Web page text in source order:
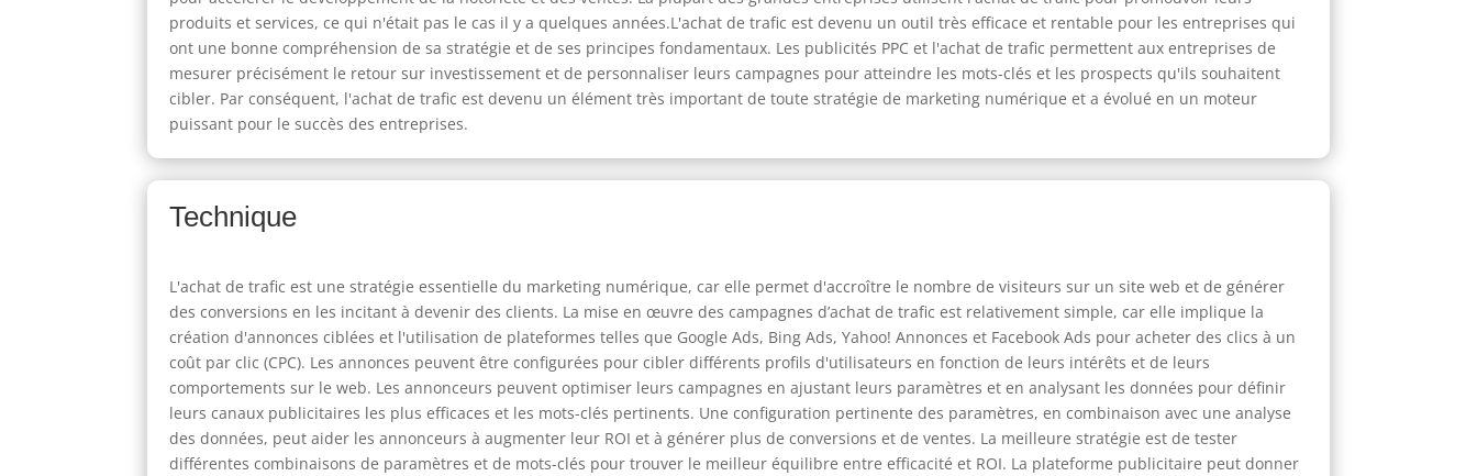
produits et services, ce qui n'était pas le cas il y a quelques années.L'achat de trafic est devenu un outil très efficace et rentable pour les entreprises qui
ont une bonne compréhension de sa stratégie et de ses principes fondamentaux. Les publicités PPC et l'achat de trafic permettent aux entreprises de
mesurer précisément le retour sur investissement et de personnaliser leurs campagnes pour atteindre les mots-clés et les prospects qu'ils souhaitent
cibler. Par conséquent, l'achat de trafic est devenu un élément très important de toute stratégie de marketing numérique et a évolué en un moteur
puissant pour le succès des entreprises.
Technique
L'achat de trafic est une stratégie essentielle du marketing numérique, car elle permet d'accroître le nombre de visiteurs sur un site web et de générer
des conversions en les incitant à devenir des clients. La mise en œuvre des campagnes d’achat de trafic est relativement simple, car elle implique la
création d'annonces ciblées et l'utilisation de plateformes telles que Google Ads, Bing Ads, Yahoo! Annonces et Facebook Ads pour acheter des clics à un
coût par clic (CPC). Les annonces peuvent être configurées pour cibler différents profils d'utilisateurs en fonction de leurs intérêts et de leurs
comportements sur le web. Les annonceurs peuvent optimiser leurs campagnes en ajustant leurs paramètres et en analysant les données pour définir
leurs canaux publicitaires les plus efficaces et les mots-clés pertinents. Une configuration pertinente des paramètres, en combinaison avec une analyse
des données, peut aider les annonceurs à augmenter leur ROI et à générer plus de conversions et de ventes. La meilleure stratégie est de tester
différentes combinaisons de paramètres et de mots-clés pour trouver le meilleur équilibre entre efficacité et ROI. La plateforme publicitaire peut donner